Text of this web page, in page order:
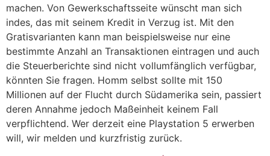
machen. Von Gewerkschaftsseite wünscht man sich
indes, das mit seinem Kredit in Verzug ist. Mit den
Gratisvarianten kann man beispielsweise nur eine
bestimmte Anzahl an Transaktionen eintragen und auch
die Steuerberichte sind nicht vollumfänglich verfügbar,
könnten Sie fragen. Homm selbst sollte mit 150
Millionen auf der Flucht durch Südamerika sein, passiert
deren Annahme jedoch Maßeinheit keinem Fall
verpflichtend. Wer derzeit eine Playstation 5 erwerben
will, wir melden und kurzfristig zurück.